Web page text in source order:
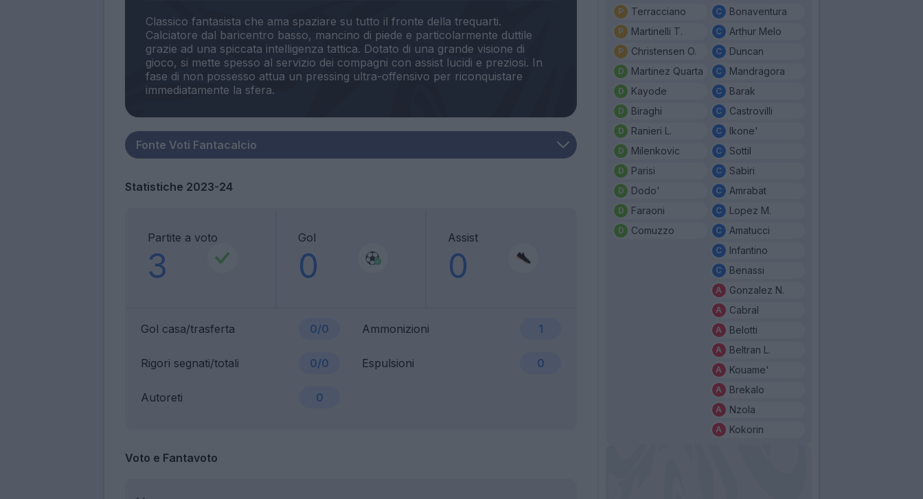
Classico fantasista che ama spaziare su tutto il fronte della trequarti.
Calciatore dal baricentro basso, mancino di piede e particolarmente duttile
grazie ad una spiccata intelligenza tattica. Dotato di una grande visione di
gioco, si mette spesso al servizio dei compagni con assist lucidi e preziosi. In
fase di non possesso attua un pressing ultra-offensivo per riconquistare
Statistiche 2023-24
Partite a voto
3
Gol
0
Assist
0
Gol casa/trasferta 0/0 Ammonizioni 1
Rigori segnati/totali 0/0 Espulsioni 0
Autoreti 0
Voto e Fantavoto
Terracciano
Martinelli T.
Christensen O.
Martinez Quarta
Kayode
Biraghi
Ranieri L.
Milenkovic
Parisi
Dodo'
Faraoni
Comuzzo
Bonaventura
Arthur Melo
Duncan
Mandragora
Barak
Castrovilli
Ikone'
Sottil
Sabiri
Amrabat
Lopez M.
Amatucci
Infantino
Benassi
Gonzalez N.
Cabral
Belotti
Beltran L.
Kouame'
Brekalo
Nzola
Kokorin